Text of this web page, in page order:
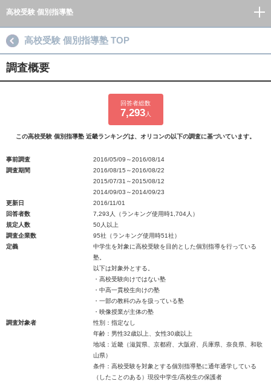
高校受験 個別指導塾
高校受験 個別指導塾 TOP
調査概要
回答者総数
7,293人
この高校受験 個別指導塾 近畿ランキングは、オリコンの以下の調査に基づいています。
事前調査
2016/05/09～2016/08/14
調査期間
2016/08/15～2016/08/22
2015/07/31～2015/08/12
2014/09/03～2014/09/23
更新日
2016/11/01
回答者数
7,293人（ランキング使用時1,704人）
規定人数
50人以上
調査企業数
95社（ランキング使用時51社）
定義
中学生を対象に高校受験を目的とした個別指導を行っている
塾。
以下は対象外とする。
・高校受験向けではない塾
・中高一貫校生向けの塾
・一部の教科のみを扱っている塾
・映像授業が主体の塾
調査対象者
性別：指定なし
年齢：男性32歳以上、女性30歳以上
地域：近畿（滋賀県、京都府、大阪府、兵庫県、奈良県、和歌
山県）
条件：高校受験を対象とする個別指導塾に通年通学している
（したことのある）現役中学生/高校生の保護者